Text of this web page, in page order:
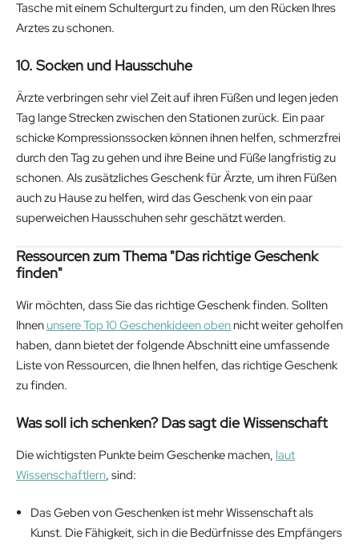
Tasche mit einem Schultergurt zu finden, um den Rücken Ihres
Arztes zu schonen.
10. Socken und Hausschuhe
Ärzte verbringen sehr viel Zeit auf ihren Füßen und legen jeden
Tag lange Strecken zwischen den Stationen zurück. Ein paar
schicke Kompressionssocken können ihnen helfen, schmerzfrei
durch den Tag zu gehen und ihre Beine und Füße langfristig zu
schonen. Als zusätzliches Geschenk für Ärzte, um ihren Füßen
auch zu Hause zu helfen, wird das Geschenk von ein paar
superweichen Hausschuhen sehr geschätzt werden.
Ressourcen zum Thema "Das richtige Geschenk
finden"
Wir möchten, dass Sie das richtige Geschenk finden. Sollten
Ihnen unsere Top 10 Geschenkideen oben nicht weiter geholfen
haben, dann bietet der folgende Abschnitt eine umfassende
Liste von Ressourcen, die Ihnen helfen, das richtige Geschenk
zu finden.
Was soll ich schenken? Das sagt die Wissenschaft
Die wichtigsten Punkte beim Geschenke machen, laut
Wissenschaftlern, sind:
Das Geben von Geschenken ist mehr Wissenschaft als
Kunst. Die Fähigkeit, sich in die Bedürfnisse des Empfängers